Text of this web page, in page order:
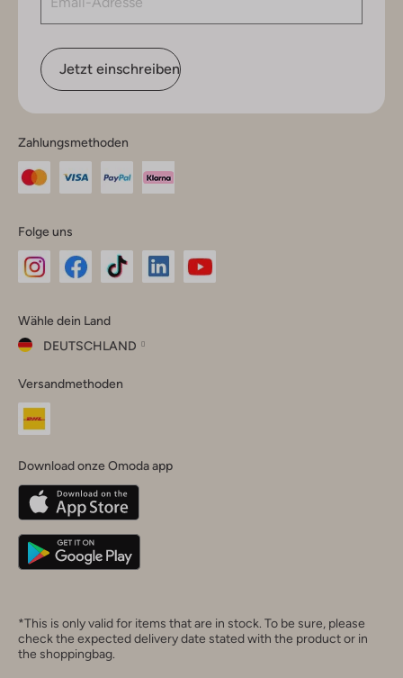
Jetzt einschreiben
Zahlungsmethoden
Folge uns
Instagram
Facebook
TikTok
Wähle dein Land
DEUTSCHLAND
dein
Land
Belgique(Français)
Deutschland
Versandmethoden
Download onze Omoda app
*This is only valid for items that are in stock. To be sure, please
check the expected delivery date stated with the product or in
the shoppingbag.